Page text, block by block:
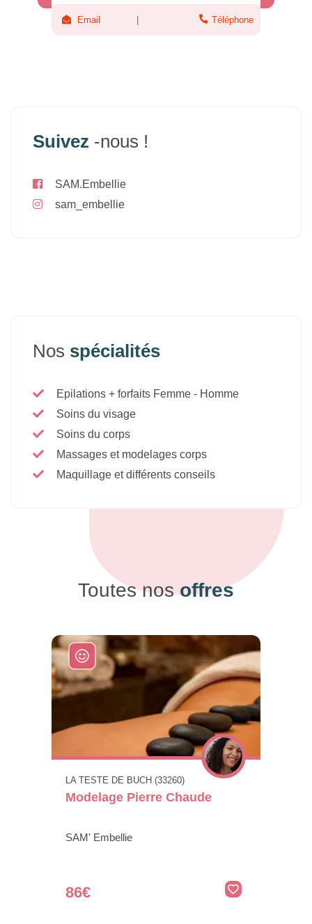
Email Téléphone
Suivez -nous !
SAM.Embellie
sam_embellie
Nos spécialités
Epilations + forfaits Femme - Homme
Soins du visage
Soins du corps
Massages et modelages corps
Maquillage et différents conseils
Toutes nosoffres
LA TESTE DE BUCH (33260)
Modelage Pierre Chaude
SAM' Embellie
86€